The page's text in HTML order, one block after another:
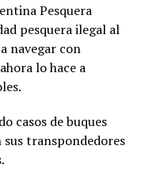
Pesquera
pesquera ilegal al
navegar con
lo hace a
casos de buques
sus transpondedores